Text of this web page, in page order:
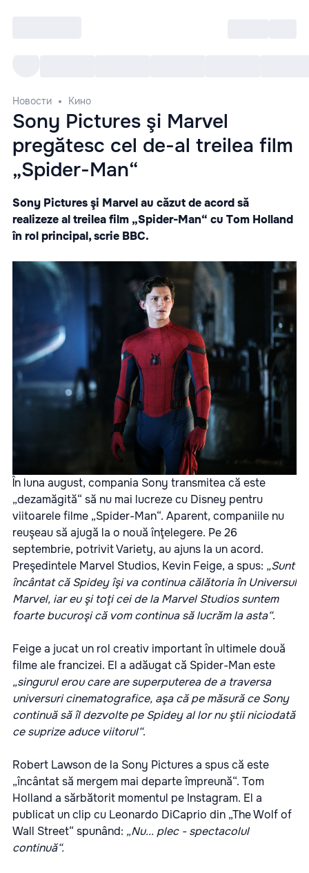
Новости Кино
Sony Pictures şi Marvel
pregătesc cel de-al treilea film
„Spider-Man“
Sony Pictures şi Marvel au căzut de acord să
realizeze al treilea film „Spider-Man“ cu Tom Holland
în rol principal, scrie BBC.
În luna august, compania Sony transmitea că este
„dezamăgită“ să nu mai lucreze cu Disney pentru
viitoarele filme „Spider-Man“. Aparent, companiile nu
reuşeau să ajugă la o nouă înţelegere. Pe 26
septembrie, potrivit Variety, au ajuns la un acord.
Preşedintele Marvel Studios, Kevin Feige, a spus: „Sunt
încântat că Spidey îşi va continua călătoria în Universul
Marvel, iar eu şi toţi cei de la Marvel Studios suntem
foarte bucuroşi că vom continua să lucrăm la asta“.
Feige a jucat un rol creativ important în ultimele două
filme ale francizei. El a adăugat că Spider-Man este
„singurul erou care are superputerea de a traversa
universuri cinematografice, aşa că pe măsură ce Sony
continuă să îl dezvolte pe Spidey al lor nu ştii niciodată
ce suprize aduce viitorul“.
Robert Lawson de la Sony Pictures a spus că este
„încântat să mergem mai departe împreună“. Tom
Holland a sărbătorit momentul pe Instagram. El a
publicat un clip cu Leonardo DiCaprio din „The Wolf of
Wall Street“ spunând: „Nu... plec - spectacolul
continuă“.